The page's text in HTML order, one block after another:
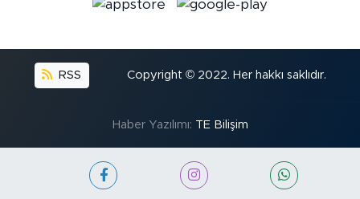
RSS Copyright © 2022. Her hakkı saklıdır.
Haber Yazılımı: TE Bilişim